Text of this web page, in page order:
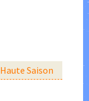
Haute Saison